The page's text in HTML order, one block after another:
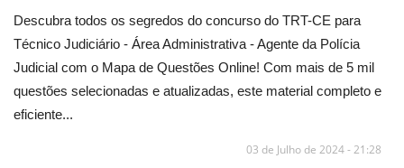
Cursos Online
Combo Apostilas
Descubra todos os segredos do concurso do TRT-CE para
Técnico Judiciário - Área Administrativa - Agente da Polícia
Judicial com o Mapa de Questões Online! Com mais de 5 mil
questões selecionadas e atualizadas, este material completo e
eficiente...
03 de Julho de 2024 - 21:28